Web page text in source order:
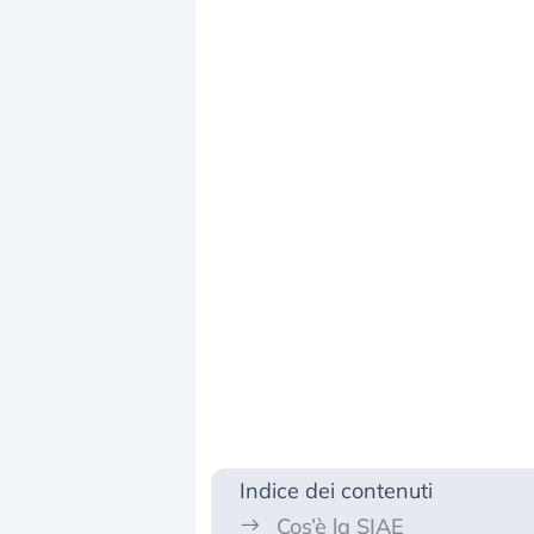
Indice dei contenuti
Cos’è la SIAE